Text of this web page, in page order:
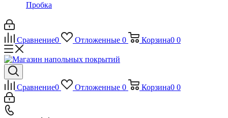
Пробка
Сравнение0 Отложенные 0 Корзина0 0
Сравнение0 Отложенные 0 Корзина0 0